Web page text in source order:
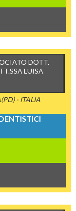
DOTT.
LUISA
- ITALIA